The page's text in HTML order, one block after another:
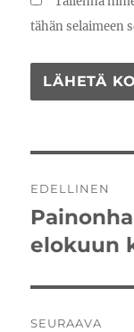
tähän selaimeen
selaus
EDELLINEN
Edellinen
artikkeli:
elokuun
SEURAAVA